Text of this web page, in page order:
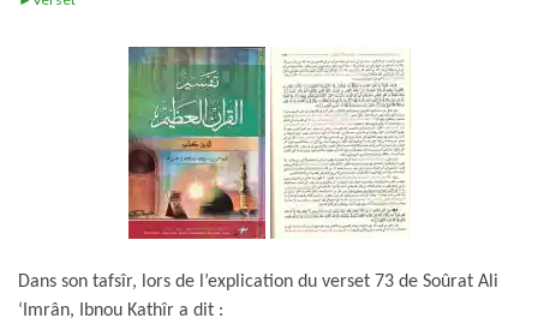
Dans son tafsîr, lors de l’explication du verset 73 de Soûrat Ali
‘Imrân, Ibnou Kathîr a dit :